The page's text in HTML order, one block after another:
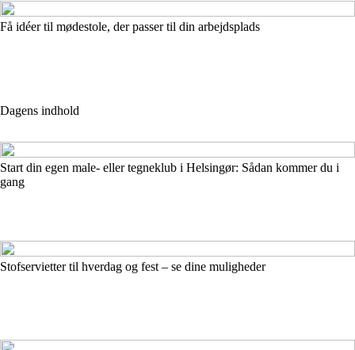
Få idéer til mødestole, der passer til din arbejdsplads
Dagens indhold
Start din egen male- eller tegneklub i Helsingør: Sådan kommer du i
gang
Stofservietter til hverdag og fest – se dine muligheder